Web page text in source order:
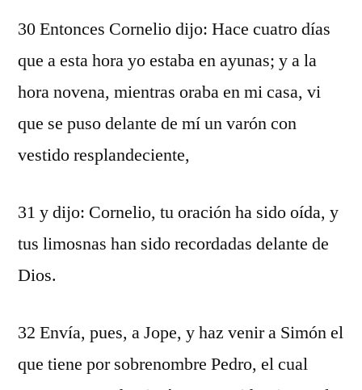
30 Entonces Cornelio dijo: Hace cuatro días
que a esta hora yo estaba en ayunas; y a la
hora novena, mientras oraba en mi casa, vi
que se puso delante de mí un varón con
vestido resplandeciente,
31 y dijo: Cornelio, tu oración ha sido oída, y
tus limosnas han sido recordadas delante de
Dios.
32 Envía, pues, a Jope, y haz venir a Simón el
que tiene por sobrenombre Pedro, el cual